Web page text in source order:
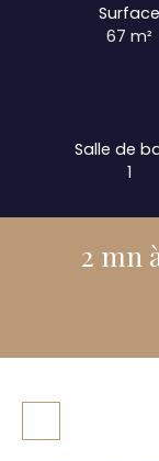
Surface
67m²
Salle de
1
2 mn